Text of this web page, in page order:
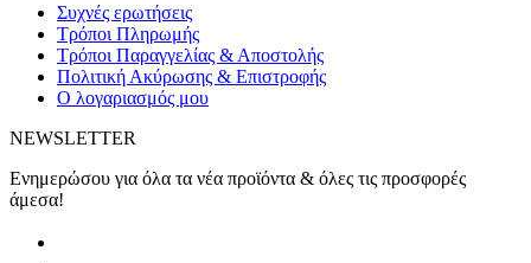
Συχνές ερωτήσεις
Τρόποι Πληρωμής
Τρόποι Παραγγελίας & Αποστολής
Πολιτική Ακύρωσης & Επιστροφής
Ο λογαριασμός μου
NEWSLETTER
Ενημερώσου για όλα τα νέα προϊόντα & όλες τις προσφορές
άμεσα!